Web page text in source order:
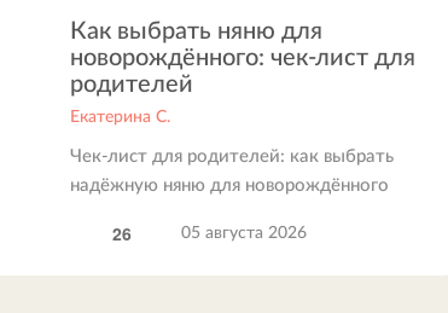
Как выбрать няню для
новорождённого: чек-лист для
родителей
Екатерина С.
Чек-лист для родителей: как выбрать
надёжную няню для новорождённого
26 05 августа 2026